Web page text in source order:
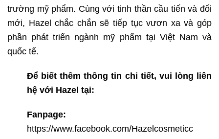
trường mỹ phẩm. Cùng với tinh thần cầu tiến và đổi
mới, Hazel chắc chắn sẽ tiếp tục vươn xa và góp
phần phát triển ngành mỹ phẩm tại Việt Nam và
quốc tế.
Để biết thêm thông tin chi tiết, vui lòng liên
hệ với Hazel tại:
Fanpage:
https://www.facebook.com/Hazelcosmeticc